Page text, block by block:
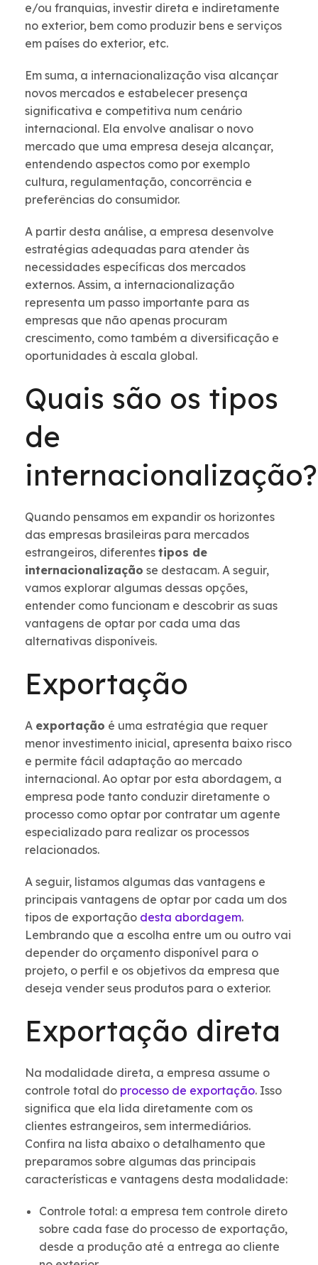
e/ou franquias, investir direta e indiretamente
no exterior, bem como produzir bens e serviços
em países do exterior, etc.
Em suma, a internacionalização visa alcançar
novos mercados e estabelecer presença
significativa e competitiva num cenário
internacional. Ela envolve analisar o novo
mercado que uma empresa deseja alcançar,
entendendo aspectos como por exemplo
cultura, regulamentação, concorrência e
preferências do consumidor.
A partir desta análise, a empresa desenvolve
estratégias adequadas para atender às
necessidades específicas dos mercados
externos. Assim, a internacionalização
representa um passo importante para as
empresas que não apenas procuram
crescimento, como também a diversificação e
oportunidades à escala global.
Quais são os tipos
de
internacionalização?
Quando pensamos em expandir os horizontes
das empresas brasileiras para mercados
estrangeiros, diferentes tipos de
internacionalização se destacam. A seguir,
vamos explorar algumas dessas opções,
entender como funcionam e descobrir as suas
vantagens de optar por cada uma das
alternativas disponíveis.
Exportação
A exportação é uma estratégia que requer
menor investimento inicial, apresenta baixo risco
e permite fácil adaptação ao mercado
internacional. Ao optar por esta abordagem, a
empresa pode tanto conduzir diretamente o
processo como optar por contratar um agente
especializado para realizar os processos
relacionados.
A seguir, listamos algumas das vantagens e
principais vantagens de optar por cada um dos
tipos de exportação desta abordagem.
Lembrando que a escolha entre um ou outro vai
depender do orçamento disponível para o
projeto, o perfil e os objetivos da empresa que
deseja vender seus produtos para o exterior.
Exportação direta
Na modalidade direta, a empresa assume o
controle total do processo de exportação. Isso
significa que ela lida diretamente com os
clientes estrangeiros, sem intermediários.
Confira na lista abaixo o detalhamento que
preparamos sobre algumas das principais
características e vantagens desta modalidade:
Controle total: a empresa tem controle direto
sobre cada fase do processo de exportação,
desde a produção até a entrega ao cliente